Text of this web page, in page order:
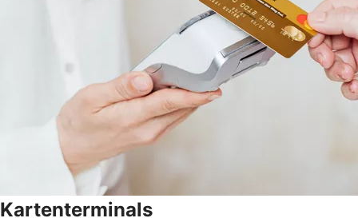
Kartenterminals